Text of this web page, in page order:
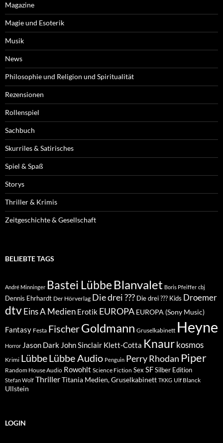
Magazine
Magie und Esoterik
Musik
News
Philosophie und Religion und Spiritualität
Rezensionen
Rollenspiel
Sachbuch
Skurriles & Satirisches
Spiel & Spaß
Storys
Thriller & Krimis
Zeitgeschichte & Gesellschaft
BELIEBTE TAGS
André Minninger Bastei Lübbe Blanvalet Boris Pfeiffer cbj
Dennis Ehrhardt Der Hörverlag Die drei ??? Die drei ??? Kids Droemer
dtvEins A Medien Erotik EUROPA EUROPA (Sony Music)
Fantasy Festa FischerGoldmann Gruselkabinett Heyne
Horror Jason Dark John Sinclair Klett-Cotta Knaur kosmos
Krimi LübbeLübbe Audio Penguin Perry Rhodan Piper
Random House Audio Rowohlt Science Fiction Sex SFSilber Edition
Stefan Wolf ThrillerTitania Medien, Gruselkabinett TKKG Ulf Blanck
Ullstein
LOGIN